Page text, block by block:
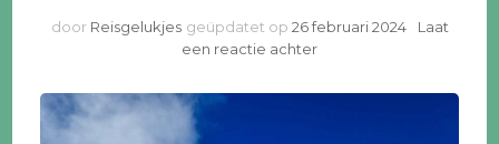
door Reisgelukjes geüpdatet op 26 februari 2024
Laat
een reactie achterop
in